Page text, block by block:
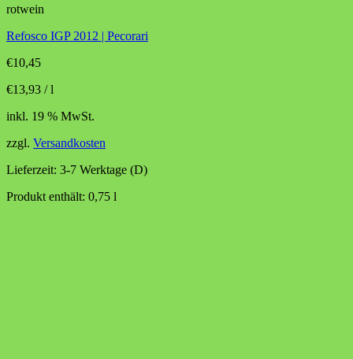
rotwein
Refosco IGP 2012 | Pecorari
€10,45
€13,93 /l
inkl. 19 % MwSt.
zzgl. Versandkosten
Lieferzeit: 3-7 Werktage (D)
Produkt enthält: 0,75 l